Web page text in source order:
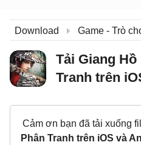
Download Game - Trò
Tải Giang
Tranh trên
Cảm ơn bạn đã tải xuống
Phân Tranh trên iOS và